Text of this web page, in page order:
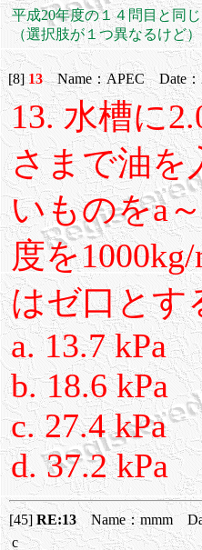
平成20年度の１４問目と同
（選択肢が１つ異なるけど）
[8]13Name：APEC Date：
13. 水槽に
さまで油を
いものをa
度を
はゼ口とす
a. 13.7 kPa
b. 18.6 kPa
c. 27.4 kPa
d. 37.2 kPa
[45] RE:13Name：mmm
c